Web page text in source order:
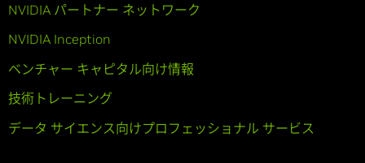
NVIDIA パートナー ネットワーク
NVIDIA Inception
ベンチャー キャピタル向け情報
技術トレーニング
データ サイエンス向けプロフェッショナル サービス